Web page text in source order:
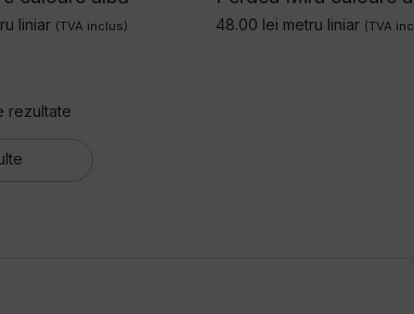
liniar (TVA inclus) 48.00 lei metru liniar (TVA
rezultate